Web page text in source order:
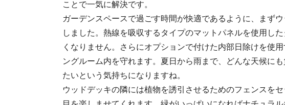
ことで一気に解決です。
ガーデンスペースで過ごす時間が快適であるように、まず
しました。熱線を吸収するタイプのマットパネルを使用し
くなりません。さらにオプションで付けた内部日除けを使
ングルーム内を守れます。夏日から雨まで、どんな天候に
たいという気持ちになりますね。
ウッドデッキの隣には植物を誘引させるためのフェンスを